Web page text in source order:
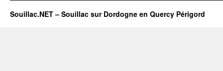
Souillac.NET – Souillac sur Dordogne en Quercy Périgord